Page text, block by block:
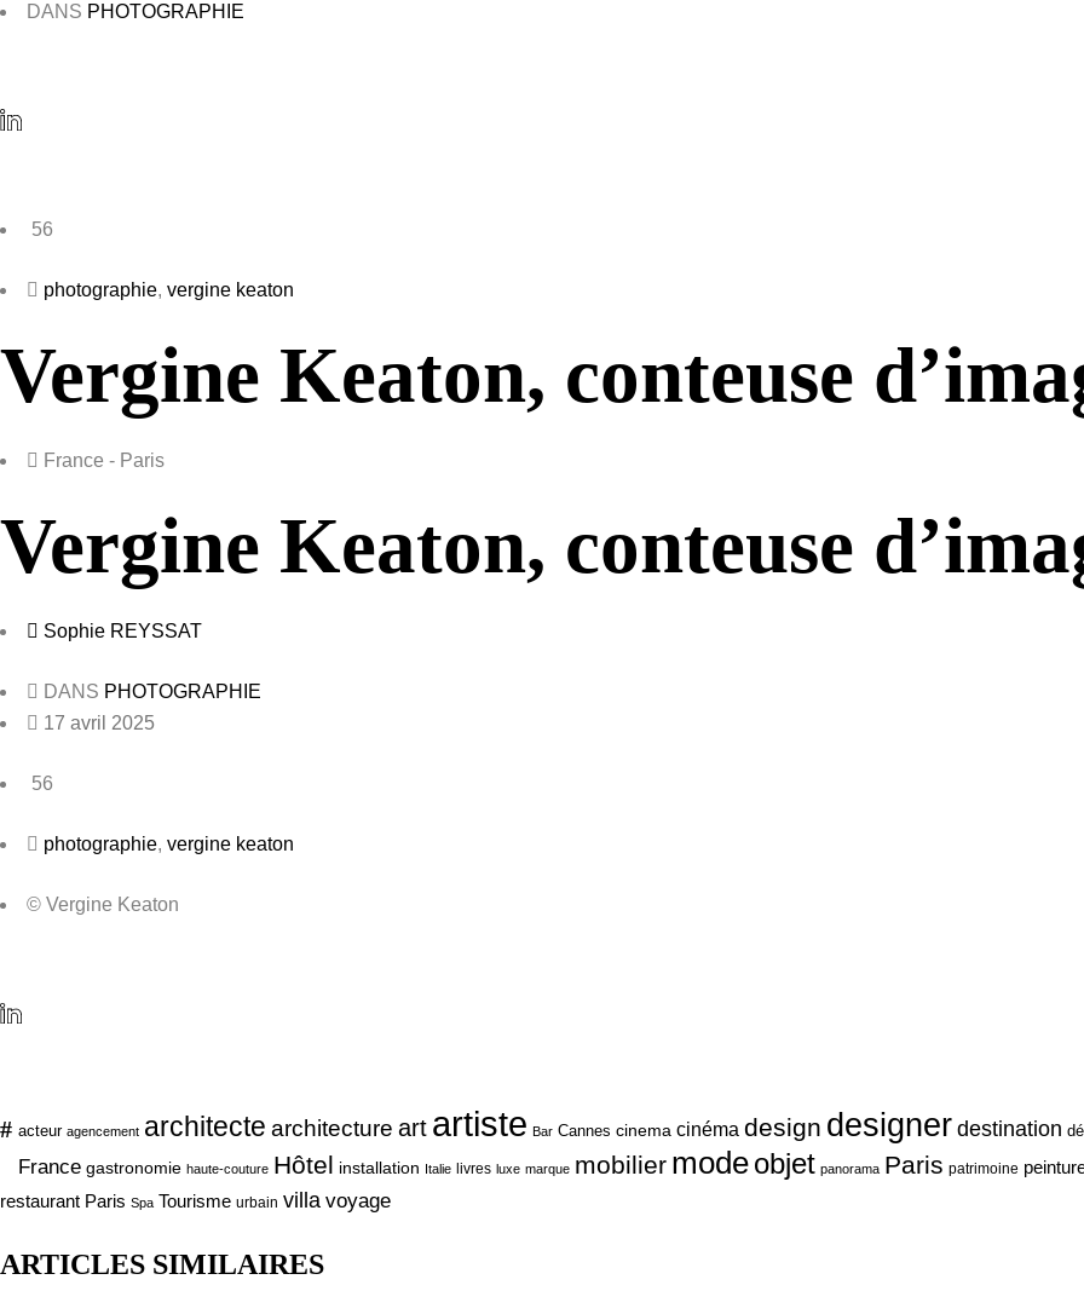
DANS PHOTOGRAPHIE
56
photographie, vergine keaton
Vergine Keaton, conteuse
France - Paris
Vergine Keaton, conteuse
Sophie REYSSAT
DANS PHOTOGRAPHIE
17 avril 2025
56
photographie, vergine keaton
© Vergine Keaton
# acteur agencement architecte architecture art artiste Bar Cannes cinema cinéma design designer destination
France gastronomie haute-couture Hôtel installation Italie livres luxe marque mobilier modeobjet panorama Paris patrimoine
restaurant Paris Spa Tourisme urbain villa voyage
ARTICLES SIMILAIRES